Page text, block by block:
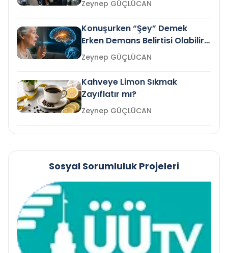
Zeynep GÜÇLÜCAN
Konuşurken “Şey” Demek
Erken Demans Belirtisi Olabilir
mi?
Zeynep GÜÇLÜCAN
Kahveye Limon Sıkmak
Zayıflatır mı?
Zeynep GÜÇLÜCAN
Sosyal Sorumluluk Projeleri